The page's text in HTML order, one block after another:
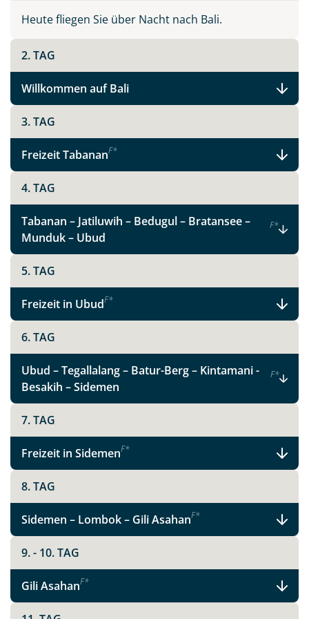
Heute fliegen Sie über Nacht nach Bali.
2. TAG
Willkommen auf Bali
3. TAG
Freizeit TabananF*
4. TAG
Tabanan – Jatiluwih – Bedugul – Bratansee –
Munduk – Ubud
F*
5. TAG
Freizeit in UbudF*
6. TAG
Ubud – Tegallalang – Batur-Berg – Kintamani -
Besakih – Sidemen
F*
7. TAG
Freizeit in SidemenF*
8. TAG
Sidemen – Lombok – Gili AsahanF*
9. - 10. TAG
Gili AsahanF*